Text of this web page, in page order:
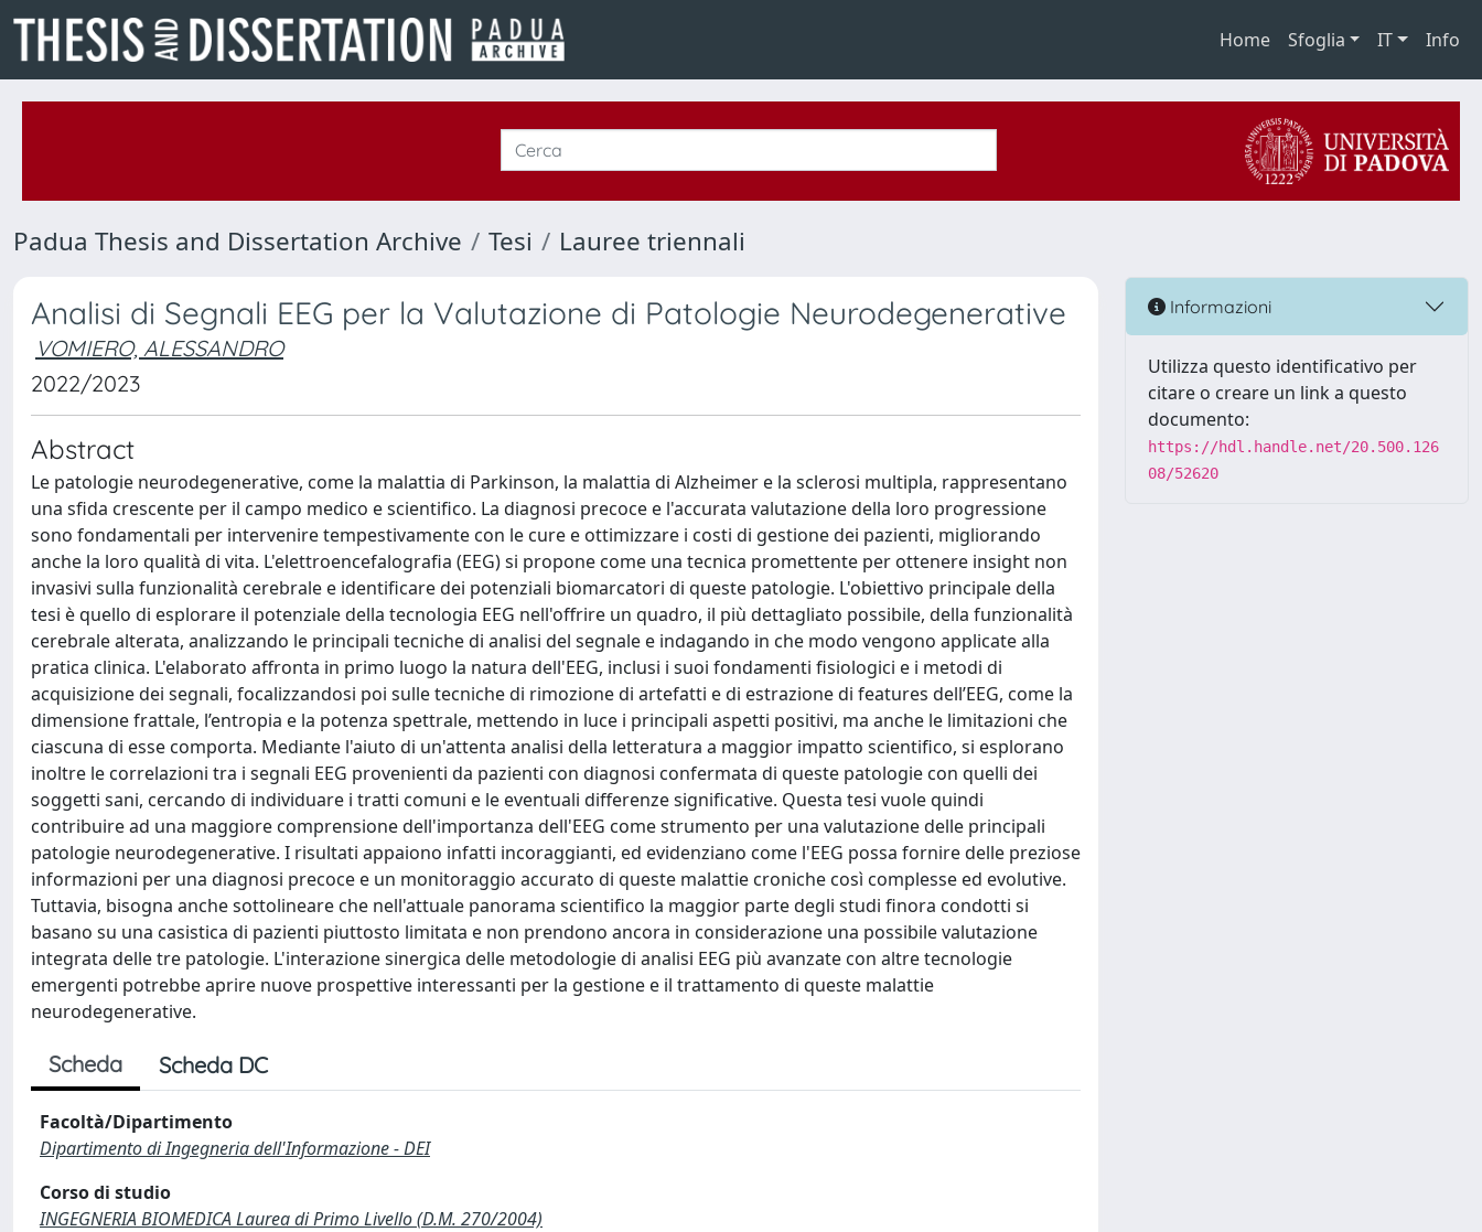
Home Sfoglia IT Info
Padua Thesis and Dissertation Archive Tesi Lauree triennali
Analisi di Segnali EEG per la Valutazione di Patologie Neurodegenerative
VOMIERO, ALESSANDRO
2022/2023
Abstract
Le patologie neurodegenerative, come la malattia di Parkinson, la malattia di Alzheimer e la sclerosi multipla, rappresentano
una sfida crescente per il campo medico e scientifico. La diagnosi precoce e l'accurata valutazione della loro progressione
sono fondamentali per intervenire tempestivamente con le cure e ottimizzare i costi di gestione dei pazienti, migliorando
anche la loro qualità di vita. L'elettroencefalografia (EEG) si propone come una tecnica promettente per ottenere insight non
invasivi sulla funzionalità cerebrale e identificare dei potenziali biomarcatori di queste patologie. L'obiettivo principale della
tesi è quello di esplorare il potenziale della tecnologia EEG nell'offrire un quadro, il più dettagliato possibile, della funzionalità
cerebrale alterata, analizzando le principali tecniche di analisi del segnale e indagando in che modo vengono applicate alla
pratica clinica. L'elaborato affronta in primo luogo la natura dell'EEG, inclusi i suoi fondamenti fisiologici e i metodi di
acquisizione dei segnali, focalizzandosi poi sulle tecniche di rimozione di artefatti e di estrazione di features dell’EEG, come la
dimensione frattale, l’entropia e la potenza spettrale, mettendo in luce i principali aspetti positivi, ma anche le limitazioni che
ciascuna di esse comporta. Mediante l'aiuto di un'attenta analisi della letteratura a maggior impatto scientifico, si esplorano
inoltre le correlazioni tra i segnali EEG provenienti da pazienti con diagnosi confermata di queste patologie con quelli dei
soggetti sani, cercando di individuare i tratti comuni e le eventuali differenze significative. Questa tesi vuole quindi
contribuire ad una maggiore comprensione dell'importanza dell'EEG come strumento per una valutazione delle principali
patologie neurodegenerative. I risultati appaiono infatti incoraggianti, ed evidenziano come l'EEG possa fornire delle preziose
informazioni per una diagnosi precoce e un monitoraggio accurato di queste malattie croniche così complesse ed evolutive.
Tuttavia, bisogna anche sottolineare che nell'attuale panorama scientifico la maggior parte degli studi finora condotti si
basano su una casistica di pazienti piuttosto limitata e non prendono ancora in considerazione una possibile valutazione
integrata delle tre patologie. L'interazione sinergica delle metodologie di analisi EEG più avanzate con altre tecnologie
emergenti potrebbe aprire nuove prospettive interessanti per la gestione e il trattamento di queste malattie
neurodegenerative.
Scheda Scheda DC
Facoltà/Dipartimento
Dipartimento di Ingegneria dell'Informazione - DEI
Corso di studio
INGEGNERIA BIOMEDICA Laurea di Primo Livello (D.M. 270/2004)
Informazioni
Utilizza questo identificativo per
citare o creare un link a questo
documento:
https://hdl.handle.net/20.500.126
08/52620